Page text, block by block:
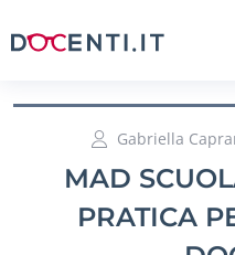
Gabriella
MAD
PRATICA